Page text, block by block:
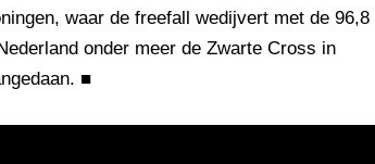
waar de freefall wedijvert met de 96,8
onder meer de Zwarte Cross in
■